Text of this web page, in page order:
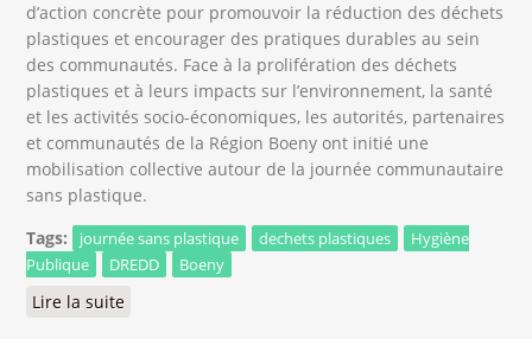
d’action concrète pour promouvoir la réduction des déchets
plastiques et encourager des pratiques durables au sein
des communautés. Face à la prolifération des déchets
plastiques et à leurs impacts sur l’environnement, la santé
et les activités socio-économiques, les autorités, partenaires
et communautés de la Région Boeny ont initié une
mobilisation collective autour de la journée communautaire
sans plastique.
Tags:
journée sans plastique dechets plastiques
Hygiène
Publique
DREDD Boeny
Lire la suite